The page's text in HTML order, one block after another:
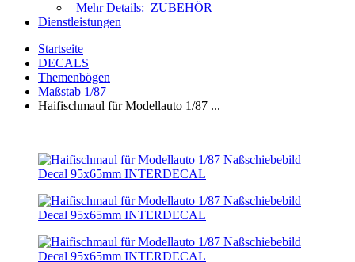
Mehr Details: ZUBEHÖR
Dienstleistungen
Startseite
DECALS
Themenbögen
Maßstab 1/87
Haifischmaul für Modellauto 1/87 ...